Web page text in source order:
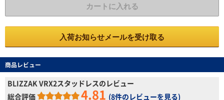
カートに入れる
入荷お知らせメールを受け取る
商品レビュー
BLIZZAK VRX2スタッドレスのレビュー
総合評価
4.81 (8件のレビューを見る)